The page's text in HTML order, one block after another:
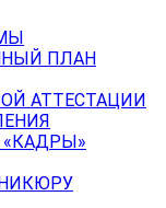
ПЛАН
АТТЕСТАЦИИ